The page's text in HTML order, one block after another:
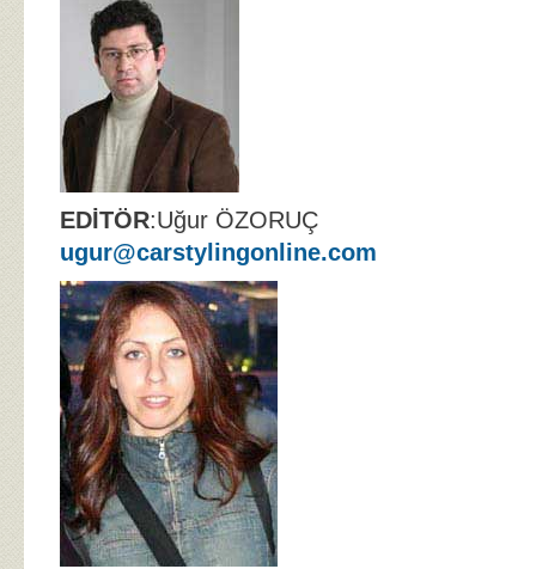
EDİTÖR:Uğur ÖZORUÇ
ugur@carstylingonline.com